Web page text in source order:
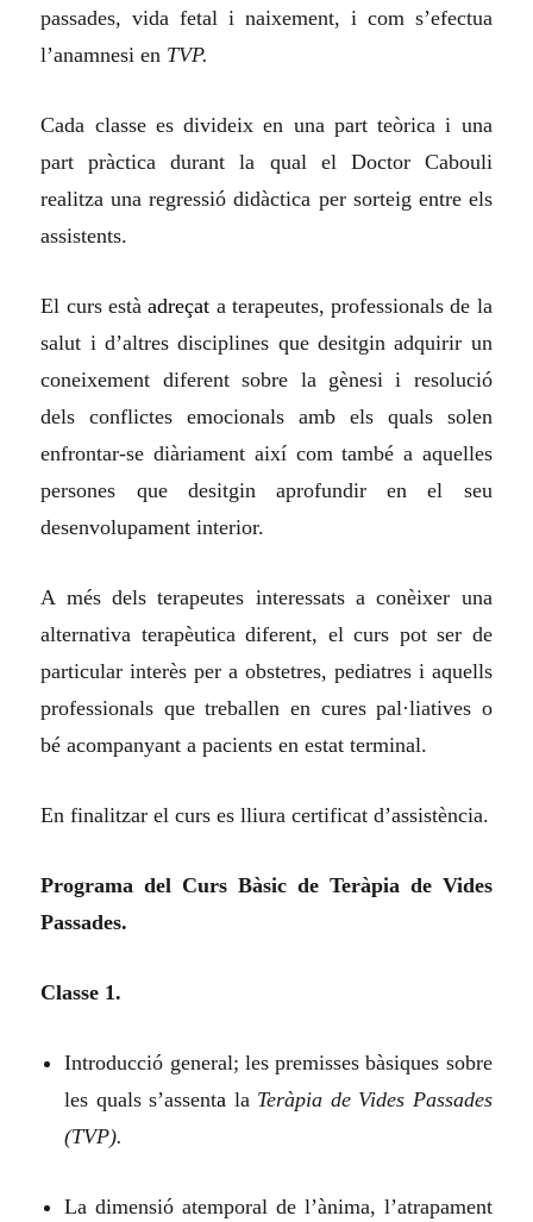
passades, vida fetal i naixement, i com s’efectua
l’anamnesi en TVP.
Cada classe es divideix en una part teòrica i una
part pràctica durant la qual el Doctor Cabouli
realitza una regressió didàctica per sorteig entre els
assistents.
El curs estàadreçat a terapeutes, professionals de la
salut i d’altres disciplines que desitgin adquirir un
coneixement diferent sobre la gènesi i resolució
dels conflictes emocionals amb els quals solen
enfrontar-se diàriament així com també a aquelles
persones que desitgin aprofundir en el seu
desenvolupament interior.
A més dels terapeutes interessats a conèixer una
alternativa terapèutica diferent, el curs pot ser de
particular interès per a obstetres, pediatres i aquells
professionals que treballen en cures pal·liatives o
bé acompanyant a pacients en estat terminal.
En finalitzar el curs es lliura certificat d’assistència.
Programa del Curs Bàsic de Teràpia de Vides
Passades.
Classe 1.
Introducció general; les premisses bàsiques sobre
les quals s’assenta la Teràpia de Vides Passades
(TVP).
La dimensió atemporal de l’ànima, l’atrapament